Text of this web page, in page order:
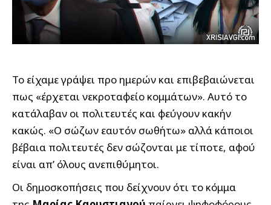
Το είχαμε γράψει προ ημερών και επιβεβαιώνεται
πως «έρχεται νεκροταφείο κομμάτων». Αυτό το
κατάλαβαν οι πολιτευτές και φεύγουν κακήν
κακώς. «Ο σώζων εαυτόν σωθήτω» αλλά κάποιοι
βέβαια πολιτευτές δεν σώζονται με τίποτε, αφού
είναι απ’ όλους ανεπιθύμητοι.
Οι δημοσκοπήσεις που δείχνουν ότι το κόμμα